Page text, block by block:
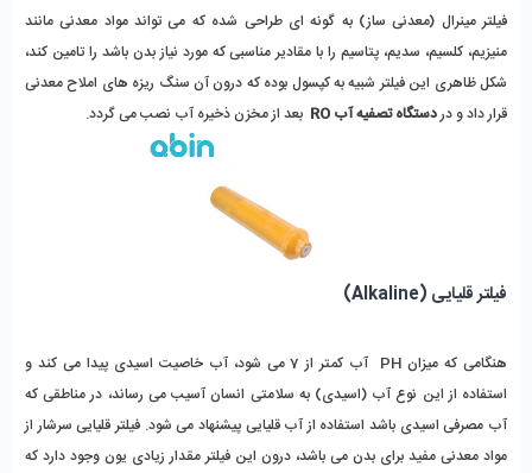
فیلتر مینرال (معدنی ساز) به گونه ای طراحی شده که می تواند مواد معدنی مانند
منیزیم، کلسیم، سدیم، پتاسیم را با مقادیر مناسبی که مورد نیاز بدن باشد را تامین کند،
شکل ظاهری این فیلتر شبیه به کپسول بوده که درون آن سنگ ریزه های املاح معدنی
قرار داد و دردستگاه تصفیه آب RO بعد از مخزن ذخیره آب نصب می گردد.
فیلتر قلیایی (Alkaline)
هنگامی که میزان PH آب کمتر از 7 می شود، آب خاصیت اسیدی پیدا می کند و
استفاده از این نوع آب (اسیدی) به سلامتی انسان آسیب می رساند، در مناطقی که
آب مصرفی اسیدی باشد استفاده از آب قلیایی پیشنهاد می شود. فیلتر قلیایی سرشار از
مواد معدنی مفید برای بدن می باشد، درون این فیلتر مقدار زیادی یون وجود دارد که